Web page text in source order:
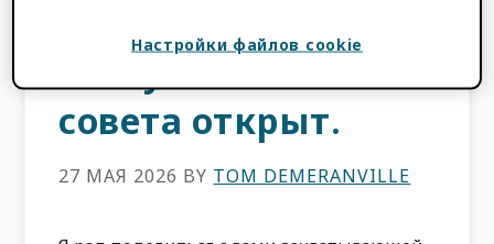
совета открыт.
27 МАЯ 2026 BY TOM DEMERANVILLE
Настройки файлов cookie